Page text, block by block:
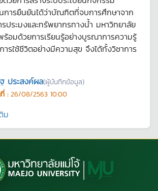
การยืนยันได้ว่าบัณฑิตที่จบการศึกษาจาก
ประมงและทรัพยากรทางน้ำ มหาวิทยาลัย
อมด้วยการเรียนรู้อย่างบูรณาการความรู้
รใช้ชีวิตอย่างมีความสุข จึงได้ทั้งวิชาการ
ฐ ประสงค์ผล(ผู้บันทึกข้อมูล)
: 26/08/2563 10:00
ม